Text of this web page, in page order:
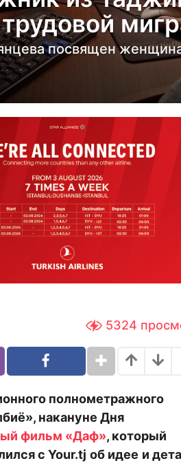
посвящен
5324
полнометражного
накануне Дня
фильм «Даф», который
с Your.tj об идее и